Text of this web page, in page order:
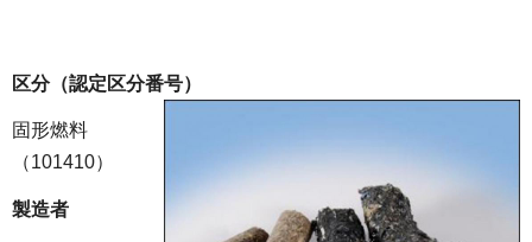
区分（認定区分番号）
固形燃料
（101410）
製造者